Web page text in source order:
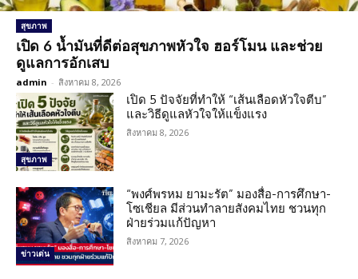
สุขภาพ
เปิด 6 น้ำมันที่ดีต่อสุขภาพหัวใจ ฮอร์โมน และช่วย
ดูแลการอักเสบ
admin - สิงหาคม 8, 2026
สุขภาพ
เปิด 5 ปัจจัยที่ทำให้ “เส้นเลือดหัวใจตีบ”
และวิธีดูแลหัวใจให้แข็งแรง
สิงหาคม 8, 2026
ข่าวเด่น
“พงศ์พรหม ยามะรัต” มองสื่อ-การศึกษา-
โซเชียล มีส่วนทำลายสังคมไทย ชวนทุก
ฝ่ายร่วมแก้ปัญหา
สิงหาคม 7, 2026